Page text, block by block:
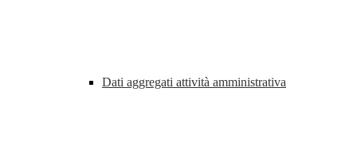
Dati aggregati attività amministrativa